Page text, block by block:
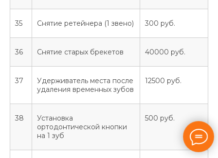
35 Снятие ретейнера (1 звено) 300 руб.
36 Снятие старых брекетов 40000 руб.
37
Удерживатель места после
удаления временных зубов
12500 руб.
38
Установка
ортодонтической кнопки
на 1 зуб
500 руб.